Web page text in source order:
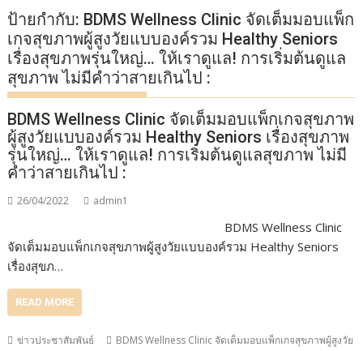
ป้ายกำกับ: BDMS Wellness Clinic จัดเต็มมอบแพ็ก
เกจสุขภาพผู้สูงวัยแบบองค์รวม Healthy Seniors
เรื่องสุขภาพรุ่นใหญ่… ให้เราดูแล! การเริ่มต้นดูแล
สุขภาพ ไม่มีคำว่าสายเกินไป :
BDMS Wellness Clinic จัดเต็มมอบแพ็กเกจสุขภาพ
ผู้สูงวัยแบบองค์รวม Healthy Seniors เรื่องสุขภาพ
รุ่นใหญ่… ให้เราดูแล! การเริ่มต้นดูแลสุขภาพ ไม่มี
คำว่าสายเกินไป :
26/04/2022 admin1
BDMS Wellness Clinic
จัดเต็มมอบแพ็กเกจสุขภาพผู้สูงวัยแบบองค์รวม Healthy Seniors
เรื่องสุขภ…
READ MORE
ข่าวประชาสัมพันธ์
BDMS Wellness Clinic จัดเต็มมอบแพ็กเกจสุขภาพผู้สูงวัย